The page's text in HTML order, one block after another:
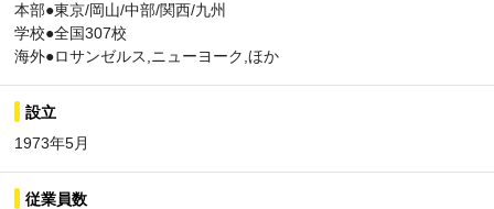
本部●東京/岡山/中部/関西/九州
学校●全国307校
海外●ロサンゼルス,ニューヨーク,ほか
設立
1973年5月
従業員数